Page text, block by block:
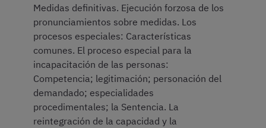
Medidas definitivas. Ejecución forzosa de los
pronunciamientos sobre medidas. Los
procesos especiales: Características
comunes. El proceso especial para la
incapacitación de las personas:
Competencia; legitimación; personación del
demandado; especialidades
procedimentales; la Sentencia. La
reintegración de la capacidad y la